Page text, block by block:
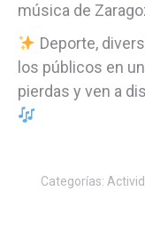
música de
Deporte,
los públicos en
pierdas y ven a
Categorías: